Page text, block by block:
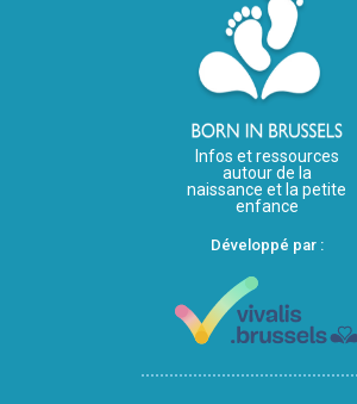
Infos et ressources
autour de la
naissance et la petite
enfance
Développé par :